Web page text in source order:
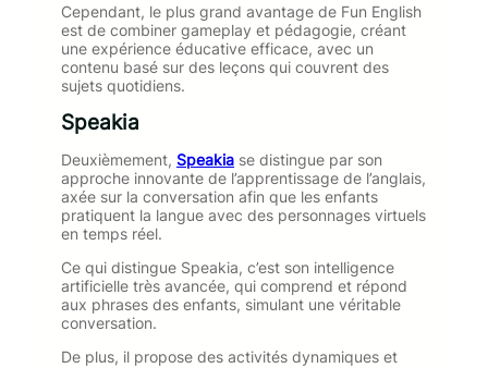
Cependant, le plus grand avantage de Fun English
est de combiner gameplay et pédagogie, créant
une expérience éducative efficace, avec un
contenu basé sur des leçons qui couvrent des
sujets quotidiens.
Speakia
Deuxièmement, Speakia se distingue par son
approche innovante de l’apprentissage de l’anglais,
axée sur la conversation afin que les enfants
pratiquent la langue avec des personnages virtuels
en temps réel.
Ce qui distingue Speakia, c’est son intelligence
artificielle très avancée, qui comprend et répond
aux phrases des enfants, simulant une véritable
conversation.
De plus, il propose des activités dynamiques et